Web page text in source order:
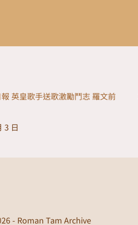
英皇歌手送歌激勵鬥志 羅文前
3 日
- Roman Tam Archive